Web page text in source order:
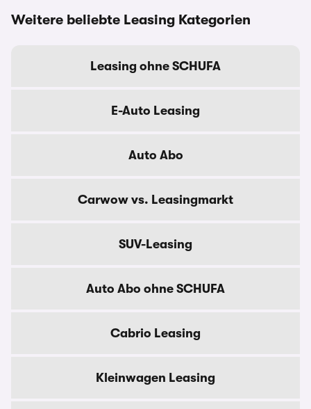
Weitere beliebte Leasing Kategorien
Leasing ohne SCHUFA
E-Auto Leasing
Auto Abo
Carwow vs. Leasingmarkt
SUV-Leasing
Auto Abo ohne SCHUFA
Cabrio Leasing
Kleinwagen Leasing